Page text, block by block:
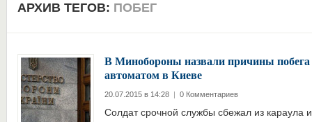
АРХИВ ТЕГОВ: ПОБЕГ
В Минобороны назвали причины побега
автоматом в Киеве
20.07.2015 в 14:28 | 0 Комментариев
Солдат срочной службы сбежал из караула